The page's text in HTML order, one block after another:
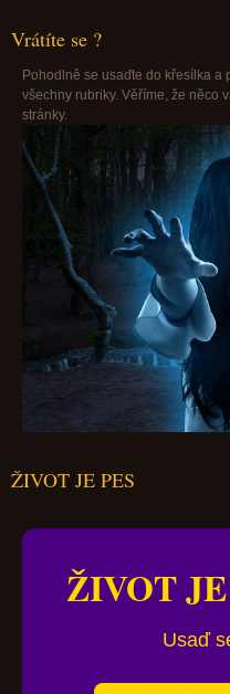
Vrátíte se ?
Pohodlně se usaďte do křesílka a
všechny rubriky. Věříme, že něco
stránky.
ŽIVOT JE PES
ŽIVOT
Usaď